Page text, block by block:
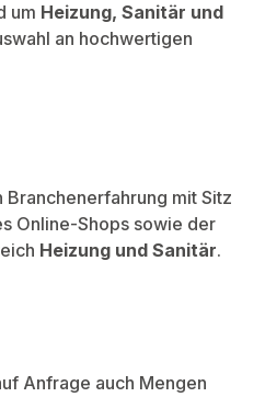
um Heizung, Sanitär und
an hochwertigen
mit Sitz
Online-Shops sowie der
Heizung und Sanitär.
Anfrage auch Mengen